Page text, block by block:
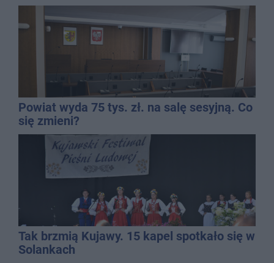
Powiat wyda 75 tys. zł. na salę sesyjną. Co
się zmieni?
Tak brzmią Kujawy. 15 kapel spotkało się w
Solankach